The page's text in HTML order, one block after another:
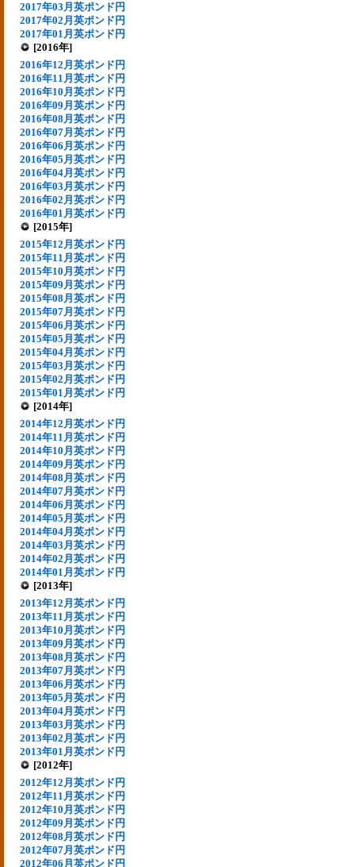
2017年03月英ポンド円
2017年02月英ポンド円
2017年01月英ポンド円
[2016年]
2016年12月英ポンド円
2016年11月英ポンド円
2016年10月英ポンド円
2016年09月英ポンド円
2016年08月英ポンド円
2016年07月英ポンド円
2016年06月英ポンド円
2016年05月英ポンド円
2016年04月英ポンド円
2016年03月英ポンド円
2016年02月英ポンド円
2016年01月英ポンド円
[2015年]
2015年12月英ポンド円
2015年11月英ポンド円
2015年10月英ポンド円
2015年09月英ポンド円
2015年08月英ポンド円
2015年07月英ポンド円
2015年06月英ポンド円
2015年05月英ポンド円
2015年04月英ポンド円
2015年03月英ポンド円
2015年02月英ポンド円
2015年01月英ポンド円
[2014年]
2014年12月英ポンド円
2014年11月英ポンド円
2014年10月英ポンド円
2014年09月英ポンド円
2014年08月英ポンド円
2014年07月英ポンド円
2014年06月英ポンド円
2014年05月英ポンド円
2014年04月英ポンド円
2014年03月英ポンド円
2014年02月英ポンド円
2014年01月英ポンド円
[2013年]
2013年12月英ポンド円
2013年11月英ポンド円
2013年10月英ポンド円
2013年09月英ポンド円
2013年08月英ポンド円
2013年07月英ポンド円
2013年06月英ポンド円
2013年05月英ポンド円
2013年04月英ポンド円
2013年03月英ポンド円
2013年02月英ポンド円
2013年01月英ポンド円
[2012年]
2012年12月英ポンド円
2012年11月英ポンド円
2012年10月英ポンド円
2012年09月英ポンド円
2012年08月英ポンド円
2012年07月英ポンド円
2012年06月英ポンド円